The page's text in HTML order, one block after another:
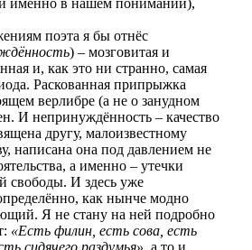
поэта я бы отнёс
) – мозговитая и
и, как это ни странно, самая
Раскованная припрыжка
верлибре (а не о занудном
И непринуждённость – качество
другу, малоизвестному
написана она под давлением не
а именно – утечки
свободы. И здесь уже
как нынче модно
Я не стану на ней подробно
«Есть филин, есть сова, есть
сидячего раздумья», а то и